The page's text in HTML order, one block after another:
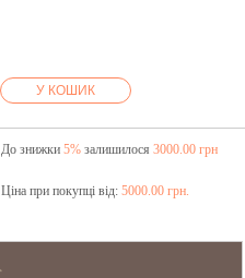
У КОШИК
До знижки 5%залишилося 3000.00 грн
Ціна при покупці від: 5000.00 грн.